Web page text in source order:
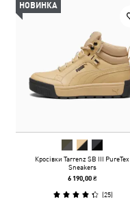
НОВИНКА
Кросівки Tarrenz SB III PureTex
Sneakers
6 190,00 ₴
(25)